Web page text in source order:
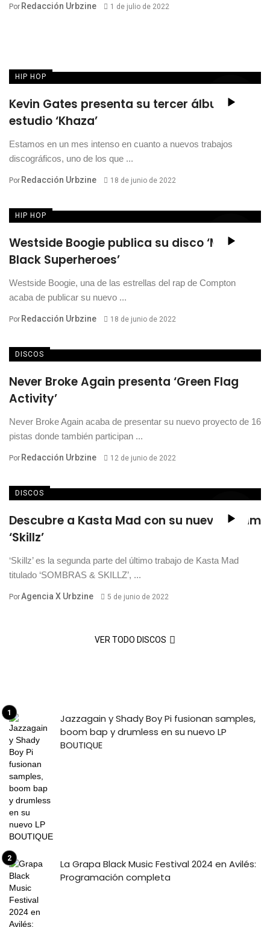
Por Redacción Urbzine 1 de julio de 2022
HIP HOP
Kevin Gates presenta su tercer álbum de
estudio ‘Khaza’
Estamos en un mes intenso en cuanto a nuevos trabajos
discográficos, uno de los que ...
Por Redacción Urbzine 18 de junio de 2022
HIP HOP
Westside Boogie publica su disco ‘More
Black Superheroes’
Westside Boogie, una de las estrellas del rap de Compton
acaba de publicar su nuevo ...
Por Redacción Urbzine 18 de junio de 2022
DISCOS
Never Broke Again presenta ‘Green Flag
Activity’
Never Broke Again acaba de presentar su nuevo proyecto de 16
pistas donde también participan ...
Por Redacción Urbzine 12 de junio de 2022
DISCOS
Descubre a Kasta Mad con su nuevo álbum
‘Skillz’
‘Skillz’ es la segunda parte del último trabajo de Kasta Mad
titulado ‘SOMBRAS & SKILLZ’, ...
PorAgencia X Urbzine 5 de junio de 2022
VER TODO DISCOS
Jazzagain y Shady Boy Pi fusionan samples,
boom bap y drumless en su nuevo LP
BOUTIQUE
La Grapa Black Music Festival 2024 en Avilés:
Programación completa